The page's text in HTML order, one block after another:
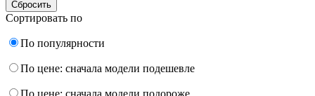
Сортировать по
По популярности
По цене: сначала модели подешевле